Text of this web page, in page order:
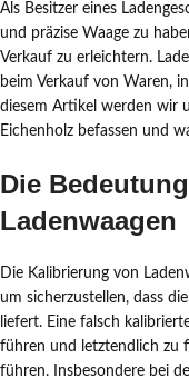
Als Besitzer eines
und präzise Waage zu
Verkauf zu erleichtern.
beim Verkauf von Waren,
diesem Artikel werden wir
Eichenholz befassen und
Die
Ladenwaagen
Die Kalibrierung von
um sicherzustellen, dass
liefert. Eine falsch
führen und letztendlich zu
führen. Insbesondere bei